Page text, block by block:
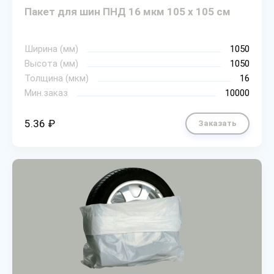
Пакет для шин ПНД 16 мкм 105 х 105 см
Ширина (мм)
1050
Высота (мм)
1050
Толщина (мкм)
16
Мин.заказ
10000
5.36 ₽ Заказать